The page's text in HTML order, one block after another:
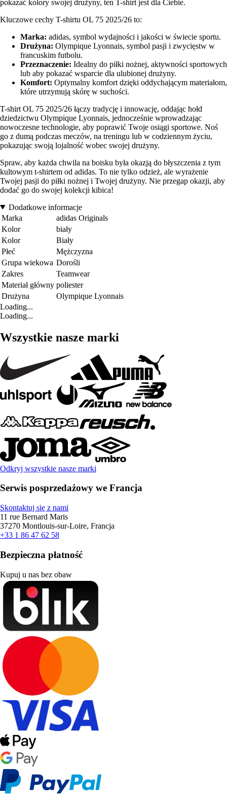
pokazać kolory swojej drużyny, ten T-shirt jest dla Ciebie.
Kluczowe cechy T-shirtu OL 75 2025/26 to:
Marka: adidas, symbol wydajności i jakości w świecie sportu.
Drużyna: Olympique Lyonnais, symbol pasji i zwycięstw w
francuskim futbolu.
Przeznaczenie: Idealny do piłki nożnej, aktywności sportowych
lub aby pokazać wsparcie dla ulubionej drużyny.
Komfort: Optymalny komfort dzięki oddychającym materiałom,
które utrzymują skórę w suchości.
T-shirt OL 75 2025/26 łączy tradycję i innowację, oddając hołd
dziedzictwu Olympique Lyonnais, jednocześnie wprowadzając
nowoczesne technologie, aby poprawić Twoje osiągi sportowe. Noś
go z dumą podczas meczów, na treningu lub w codziennym życiu,
pokazując swoją lojalność wobec swojej drużyny.
Spraw, aby każda chwila na boisku była okazją do błyszczenia z tym
kultowym t-shirtem od adidas. To nie tylko odzież, ale wyrażenie
Twojej pasji do piłki nożnej i Twojej drużyny. Nie przegap okazji, aby
dodać go do swojej kolekcji kibica!
Dodatkowe informacje
Marka
adidas Originals
Kolor
biały
Kolor
Biały
Płeć
Mężczyzna
Grupa wiekowa Dorośli
Zakres
Teamwear
Materiał główny poliester
Drużyna
Olympique Lyonnais
Loading...
Loading...
Wszystkie nasze marki
Odkryj wszystkie nasze marki
Serwis posprzedażowy we Francja
Skontaktuj się z nami
11 rue Bernard Maris
37270 Montlouis-sur-Loire, Francja
+33 1 86 47 62 58
Bezpieczna płatność
Kupuj u nas bez obaw